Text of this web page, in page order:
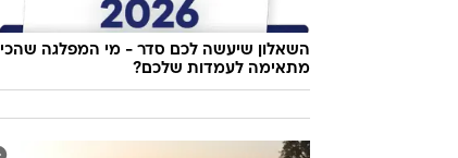
השאלון שיעשה לכם סדר - מי המפלגה שהכי
מתאימה לעמדות שלכם?